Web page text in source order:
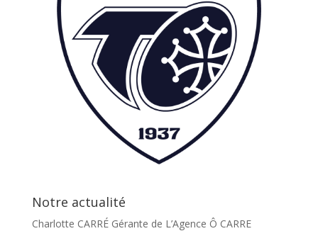
Notre actualité
Charlotte CARRÉ Gérante de L’Agence Ô CARRE